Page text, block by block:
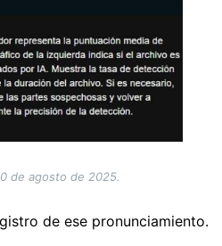
de agosto de 2025.
de ese pronunciamiento.